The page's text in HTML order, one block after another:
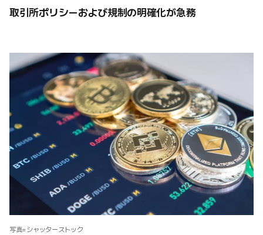
取引所ポリシーおよび規制の明確化が急務
写真=シャッターストック